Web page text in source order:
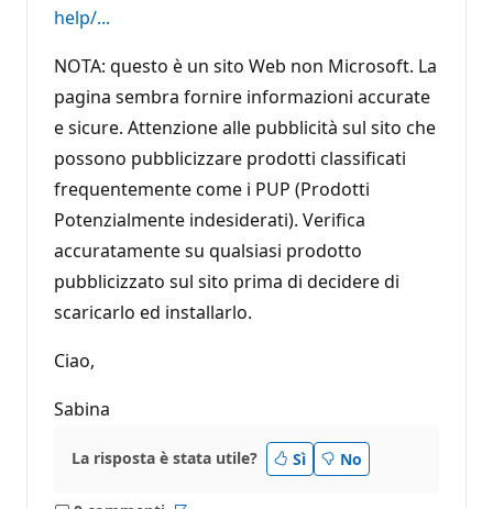
help/...
NOTA: questo è un sito Web non Microsoft. La
pagina sembra fornire informazioni accurate
e sicure. Attenzione alle pubblicità sul sito che
possono pubblicizzare prodotti classificati
frequentemente come i PUP (Prodotti
Potenzialmente indesiderati). Verifica
accuratamente su qualsiasi prodotto
pubblicizzato sul sito prima di decidere di
scaricarlo ed installarlo.
Ciao,
Sabina
La risposta è stata utile? Sì No